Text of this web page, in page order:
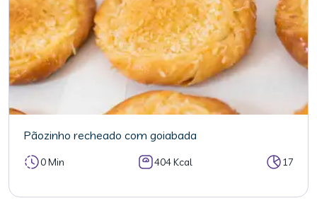
Pãozinho recheado com goiabada
0 Min 404 Kcal 17